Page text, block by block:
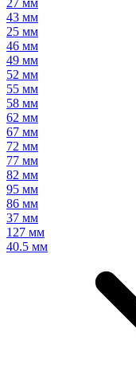
27 мм
43 мм
25 мм
46 мм
49 мм
52 мм
55 мм
58 мм
62 мм
67 мм
72 мм
77 мм
82 мм
95 мм
86 мм
37 мм
127 мм
40.5 мм